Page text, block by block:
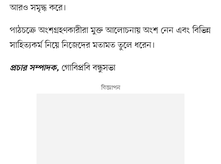
আরও সমৃদ্ধ করে।
পাঠচক্রে অংশগ্রহণকারীরা মুক্ত আলোচনায় অংশ নেন এবং বিভিন্ন
সাহিত্যকর্ম নিয়ে নিজেদের মতামত তুলে ধরেন।
প্রচার সম্পাদক, গোবিপ্রবি বন্ধুসভা